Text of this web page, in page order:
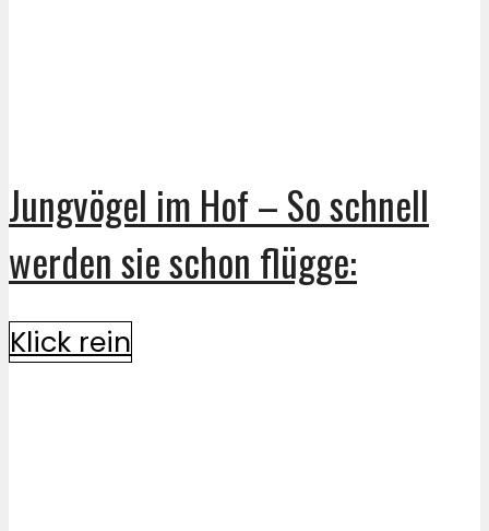
Jungvögel im Hof – So schnell
werden sie schon flügge:
Klick rein